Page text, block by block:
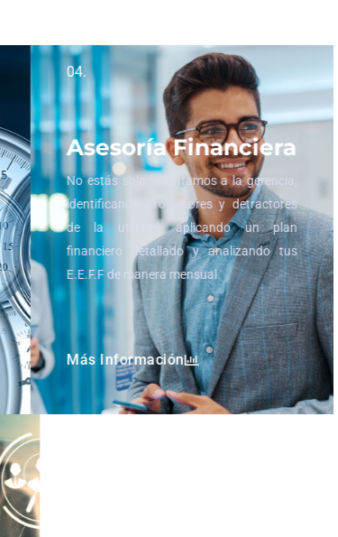
04.
Asesoría Financiera
No estás solo, orientamos a la gerencia,
identificando promotores y detractores
de la utilidad, aplicando un plan
financiero detallado y analizando tus
E.E.F.F de manera mensual.
Más Información